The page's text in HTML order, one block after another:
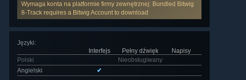
Wymaga konta na platformie firmy zewnętrznej: Bundled Bitwig
8-Track requires a Bitwig Account to download
Języki:
Interfejs
Pełny dźwięk
Napisy
Polski
Nieobsługiwany
Angielski
✔